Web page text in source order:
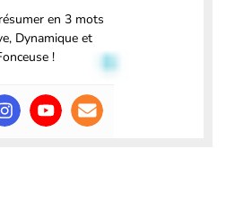
en 3 mots
Dynamique et
!